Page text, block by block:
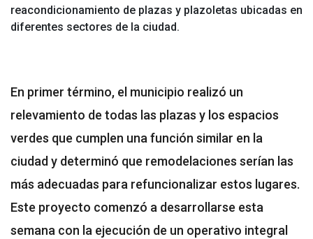
reacondicionamiento de plazas y plazoletas ubicadas en
diferentes sectores de la ciudad.
En primer término, el municipio realizó un
relevamiento de todas las plazas y los espacios
verdes que cumplen una función similar en la
ciudad y determinó que remodelaciones serían las
más adecuadas para refuncionalizar estos lugares.
Este proyecto comenzó a desarrollarse esta
semana con la ejecución de un operativo integral